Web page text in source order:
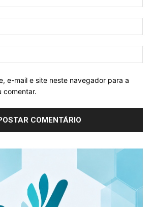
e-mail e site neste navegador para a
comentar.